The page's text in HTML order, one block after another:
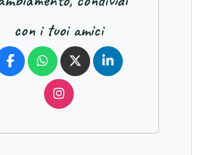
con i tuoi amici